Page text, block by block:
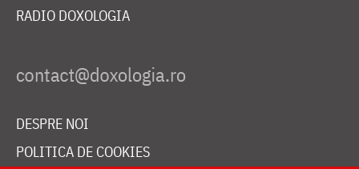
RADIO DOXOLOGIA
DESPRE NOI
POLITICA DE COOKIES